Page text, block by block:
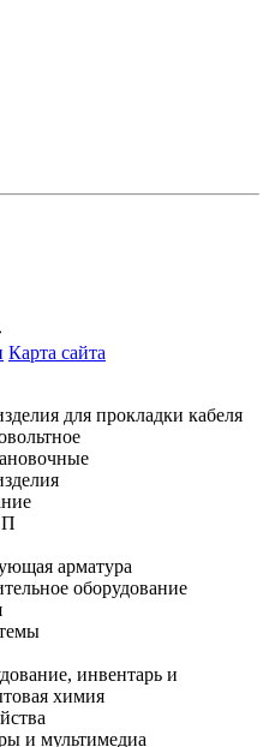
Карта сайта
для прокладки кабеля
арматура
оборудование
инвентарь и
химия
и мультимедиа